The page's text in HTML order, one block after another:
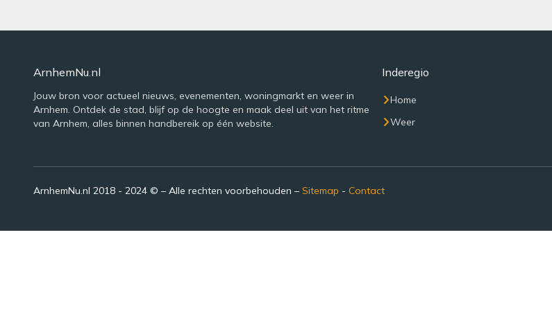
ArnhemNu.nl
Jouw bron voor actueel nieuws, evenementen, woningmarkt en weer in
Arnhem. Ontdek de stad, blijf op de hoogte en maak deel uit van het ritme
van Arnhem, alles binnen handbereik op één website.
Inderegio
Home
Weer
ArnhemNu.nl 2018 - 2024 © – Alle rechten voorbehouden – Sitemap - Contact